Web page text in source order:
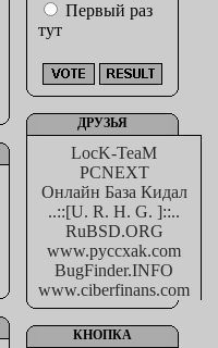
Первый раз
тут
ДРУЗЬЯ
LocK-TeaM
PCNEXT
Онлайн База Кидал
..::[U. R. H. G. ]::..
RuBSD.ORG
www.pyccxak.com
BugFinder.INFO
www.ciberfinans.com
КНОПКА